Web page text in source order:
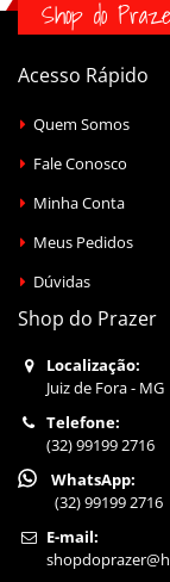
Shop do
Acesso Rápido
Quem Somos
Fale Conosco
Minha Conta
Meus Pedidos
Dúvidas
Shop do Prazer
Localização:
Juiz de Fora - MG
Telefone:
(32) 99199 2716
WhatsApp:
(32) 99199 2716
E-mail: